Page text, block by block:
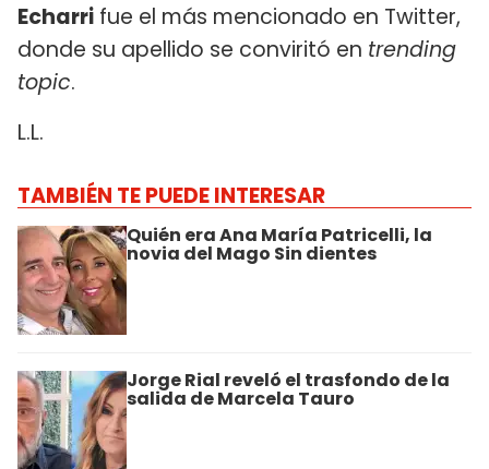
Echarri fue el más mencionado en Twitter,
donde su apellido se conviritó en trending
topic.
L.L.
TAMBIÉN TE PUEDE INTERESAR
Quién era Ana María Patricelli, la
novia del Mago Sin dientes
Jorge Rial reveló el trasfondo de la
salida de Marcela Tauro